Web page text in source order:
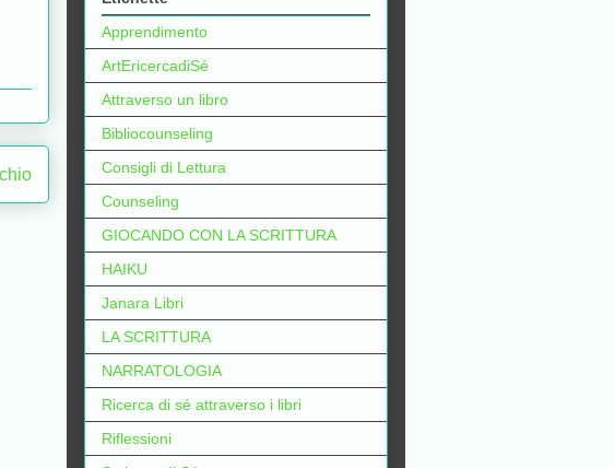
Apprendimento
ArtEricercadiSé
Attraverso un libro
Bibliocounseling
Consigli di Lettura
Counseling
GIOCANDO CON LA SCRITTURA
HAIKU
Janara Libri
LA SCRITTURA
NARRATOLOGIA
Ricerca di sé attraverso i libri
Riflessioni